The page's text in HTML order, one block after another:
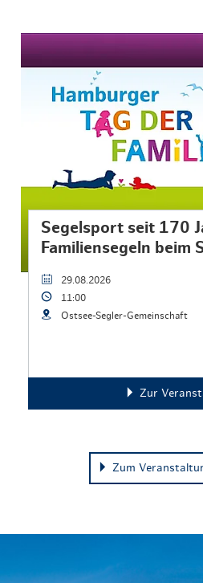
Segelsport seit 170
Familiensegeln beim
29.08.2026
11:00
Ostsee-Segler-Gemeinschaft
Zur
Zum